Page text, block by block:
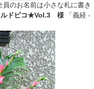
員のお名前は小さな札に書き
ルドピコ★Vol.3 様 「義経 -